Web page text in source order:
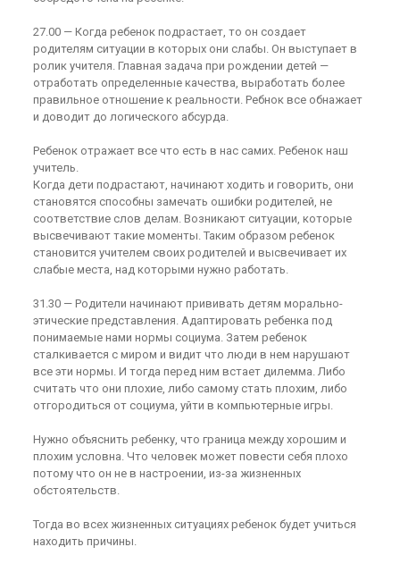
27.00 — Когда ребенок подрастает, то он создает
родителям ситуации в которых они слабы. Он выступает в
ролик учителя. Главная задача при рождении детей —
отработать определенные качества, выработать более
правильное отношение к реальности. Ребнок все обнажает
и доводит до логического абсурда.
Ребенок отражает все что есть в нас самих. Ребенок наш
учитель.
Когда дети подрастают, начинают ходить и говорить, они
становятся способны замечать ошибки родителей, не
соответствие слов делам. Возникают ситуации, которые
высвечивают такие моменты. Таким образом ребенок
становится учителем своих родителей и высвечивает их
слабые места, над которыми нужно работать.
31.30 — Родители начинают прививать детям морально-
этические представления. Адаптировать ребенка под
понимаемые нами нормы социума. Затем ребенок
сталкивается с миром и видит что люди в нем нарушают
все эти нормы. И тогда перед ним встает дилемма. Либо
считать что они плохие, либо самому стать плохим, либо
отгородиться от социума, уйти в компьютерные игры.
Нужно объяснить ребенку, что граница между хорошим и
плохим условна. Что человек может повести себя плохо
потому что он не в настроении, из-за жизненных
обстоятельств.
Тогда во всех жизненных ситуациях ребенок будет учиться
находить причины.